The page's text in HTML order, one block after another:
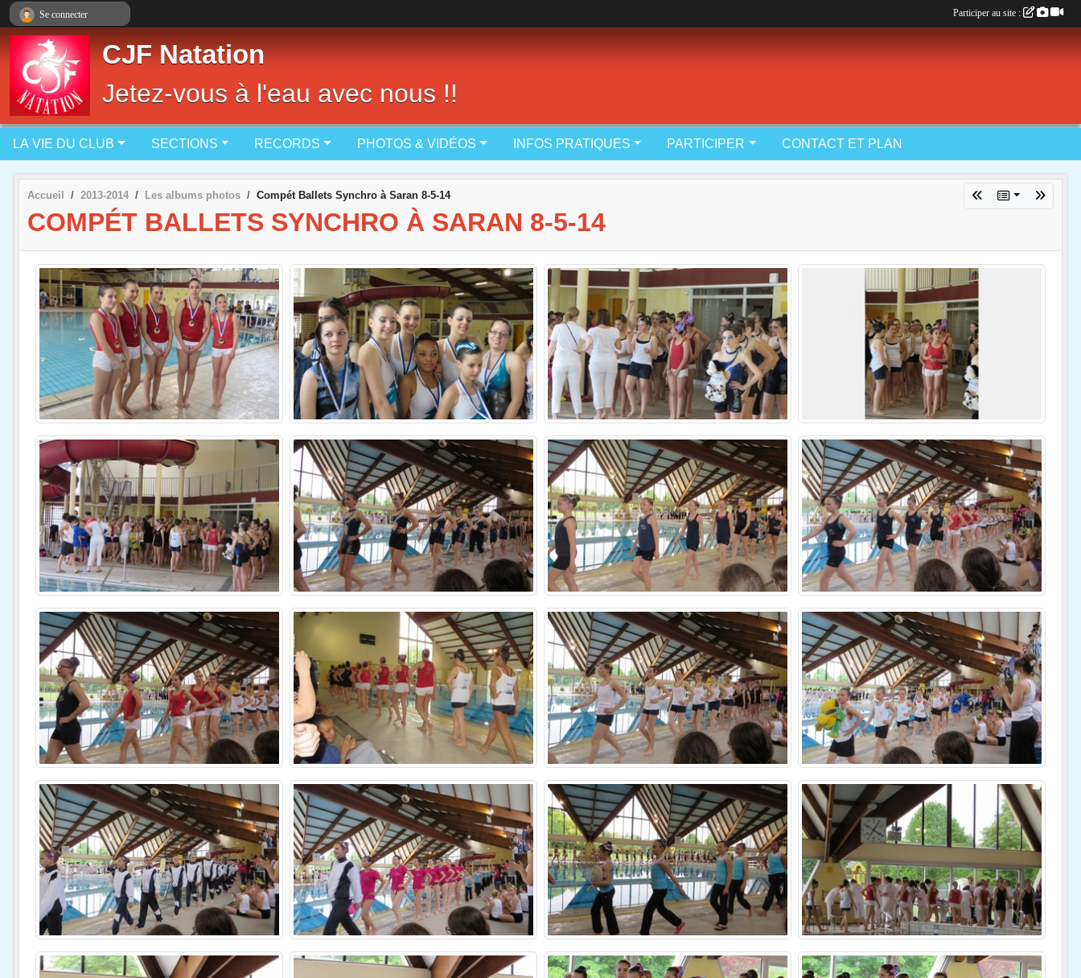
CJF Natation
Jetez-vous à l'eau avec nous !!
LA VIE DU CLUB SECTIONS RECORDS PHOTOS & VIDÉOS INFOS PRATIQUES PARTICIPER CONTACT ET PLAN
Accueil 2013-2014 Les albums photos Compét Ballets Synchro à Saran 8-5-14
COMPÉT BALLETS SYNCHRO À SARAN 8-5-14
Se connecter Participer au site :
Panneau de gestion des cookies